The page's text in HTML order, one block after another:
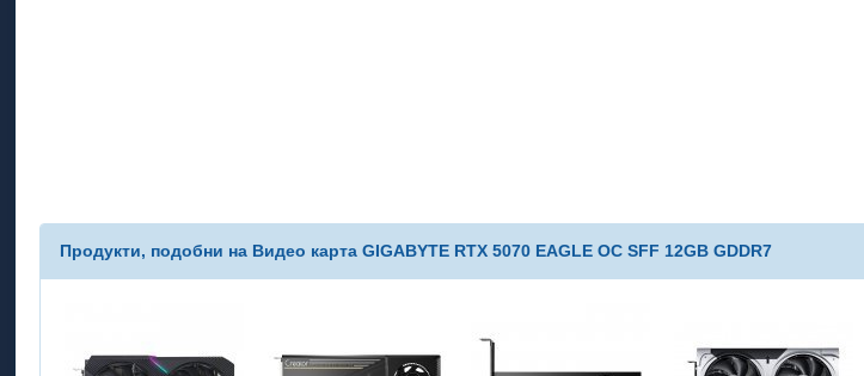
Продукти, подобни на Видео карта GIGABYTE RTX 5070 EAGLE OC SFF 12GB GDDR7